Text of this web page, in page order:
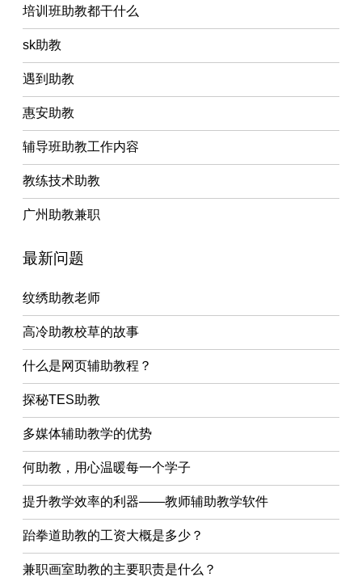
培训班助教都干什么
sk助教
遇到助教
惠安助教
辅导班助教工作内容
教练技术助教
广州助教兼职
最新问题
纹绣助教老师
高冷助教校草的故事
什么是网页辅助教程？
探秘TES助教
多媒体辅助教学的优势
何助教，用心温暖每一个学子
提升教学效率的利器——教师辅助教学软件
跆拳道助教的工资大概是多少？
兼职画室助教的主要职责是什么？